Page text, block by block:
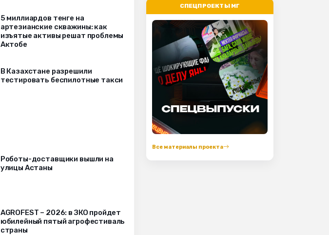
5 миллиардов тенге на
артезианские скважины: как
изъятые активы решат проблемы
Актобе
В Казахстане разрешили
тестировать беспилотные такси
Роботы-доставщики вышли на
улицы Астаны
AGROFEST – 2026: в ЗКО пройдет
юбилейный пятый агрофестиваль
страны
СПЕЦПРОЕКТЫ МГ
Все материалы проекта